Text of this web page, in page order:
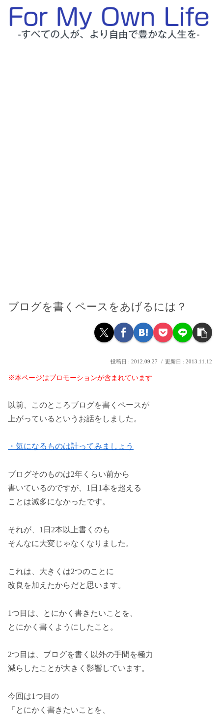
ブログを書くペースをあげるには？
2012.09.27 2013.11.12
※本ページはプロモーションが含まれています
以前、このところブログを書くペースが
上がっているというお話をしました。
・気になるものは計ってみましょう
ブログそのものは2年くらい前から
書いているのですが、1日1本を超える
ことは滅多になかったです。
それが、1日2本以上書くのも
そんなに大変じゃなくなりました。
これは、大きくは2つのことに
改良を加えたからだと思います。
1つ目は、とにかく書きたいことを、
とにかく書くようにしたこと。
2つ目は、ブログを書く以外の手間を極力
減らしたことが大きく影響しています。
今回は1つ目の
「とにかく書きたいことを、